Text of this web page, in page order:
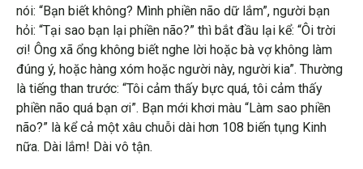
nói: “Bạn biết không? Mình phiền não dữ lắm”, người bạn
hỏi: “Tại sao bạn lại phiền não?” thì bắt đầu lại kể: “Ôi trời
ơi! Ông xã ổng không biết nghe lời hoặc bà vợ không làm
đúng ý, hoặc hàng xóm hoặc người này, người kia”. Thường
là tiếng than trước: “Tôi cảm thấy bực quá, tôi cảm thấy
phiền não quá bạn ơi”. Bạn mới khơi màu “Làm sao phiền
não?” là kể cả một xâu chuỗi dài hơn 108 biến tụng Kinh
nữa. Dài lắm! Dài vô tận.